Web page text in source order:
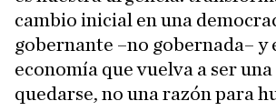
cambio inicial en una
gobernante –no gobernada– y
economía que vuelva a ser
quedarse, no una razón para